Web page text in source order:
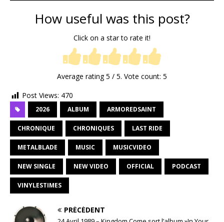
How useful was this post?
Click on a star to rate it!
Average rating5 / 5. Vote count: 5
Post Views: 470
2026 ALBUM ARMOREDSAINT
CHRONIQUE CHRONIQUES LAST RIDE
METALBLADE MUSIC MUSICVIDEO
NEW SINGLE NEW VIDEO OFFICIAL PODCAST
VINYLESTIMES
PRÉCÉDENT